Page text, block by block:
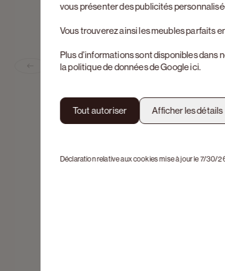
vous présenter des publicités
Vous trouverez ainsi les meubles parfaits
Plus d’informations sont disponibles dans
la politique de données de Googleici.
Tout autoriser Afficher les détails
Déclaration relative aux cookies mise à jour le 7/30/
Previous slide